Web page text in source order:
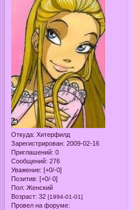
Откуда: Хитерфилд
Зарегистрирован: 2009-02-16
Приглашений: 0
Сообщений: 276
Уважение: [+0/-0]
Позитив: [+0/-0]
Пол: Женский
Возраст: 32 [1994-01-01]
Провел на форуме: